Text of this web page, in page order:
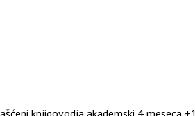
knjigovodja akademski 4 meseca +1